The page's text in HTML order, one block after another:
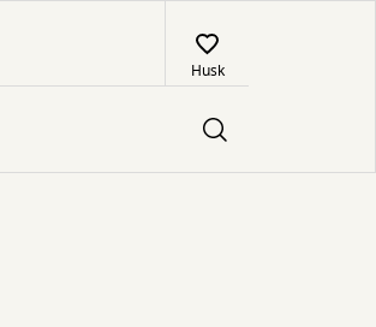
Husk